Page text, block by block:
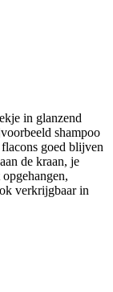
in glanzend
shampoo
goed blijven
de kraan, je
verkrijgbaar in